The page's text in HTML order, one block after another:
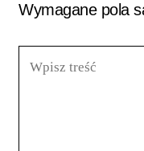
Wymagane pola
treść